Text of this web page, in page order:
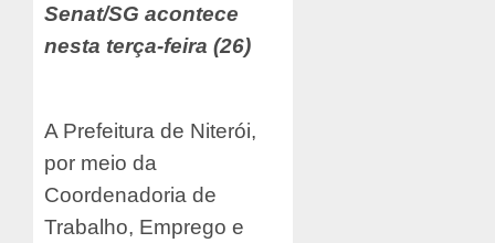
Senat/SG acontece
nesta terça-feira (26)
A Prefeitura de Niterói,
por meio da
Coordenadoria de
Trabalho, Emprego e